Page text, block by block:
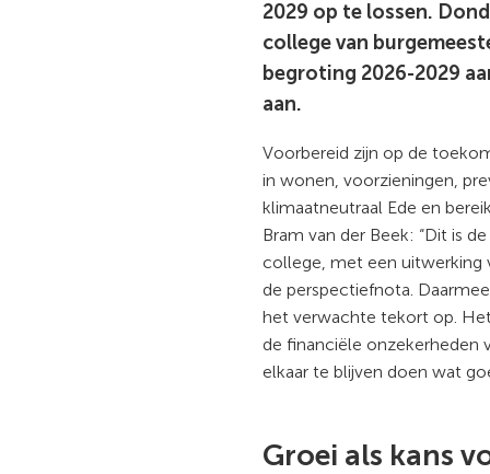
2029 op te lossen.
college van
begroting 2026-2029
aan.
Voorbereid zijn op de
in wonen, voorzieningen,
klimaatneutraal Ede en
Bram van der Beek: “Dit is
college, met een uitwerking
de perspectiefnota.
het verwachte tekort op.
de financiële onzekerheden
elkaar te blijven doen wat
Groei als kans